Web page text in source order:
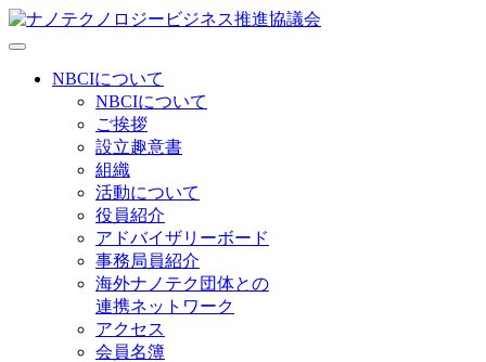
NBCIについて
NBCIについて
ご挨拶
設立趣意書
組織
活動について
役員紹介
アドバイザリーボード
事務局員紹介
海外ナノテク団体との
連携ネットワーク
アクセス
会員名簿